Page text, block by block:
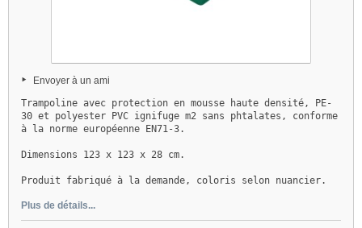
Envoyer à un ami
Trampoline avec protection en mousse haute densité, PE-
30 et polyester PVC ignifuge m2 sans phtalates, conforme
à la norme européenne EN71-3.
Dimensions 123 x 123 x 28 cm.
Produit fabriqué à la demande, coloris selon nuancier.
Plus de détails...